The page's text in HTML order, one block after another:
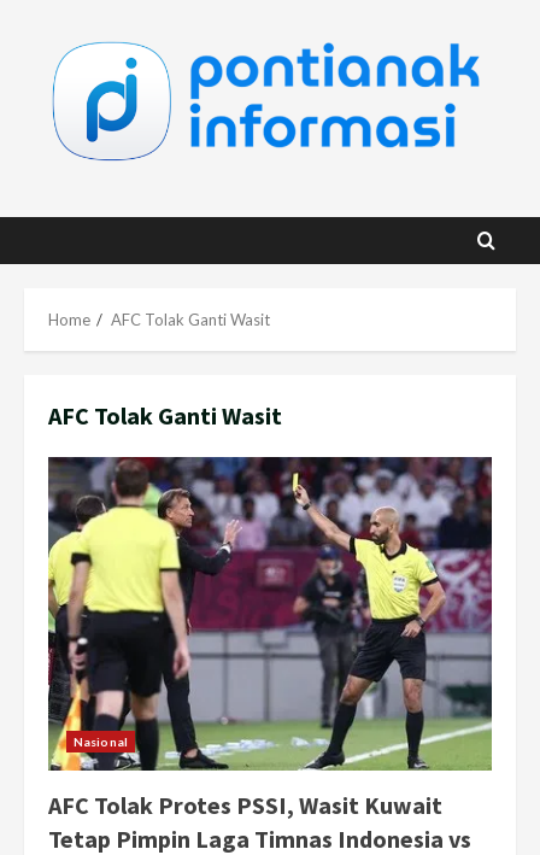
content
Home AFC Tolak Ganti Wasit
AFC Tolak Ganti Wasit
Nasional
AFC Tolak Protes PSSI, Wasit Kuwait
Tetap Pimpin Laga Timnas Indonesia vs